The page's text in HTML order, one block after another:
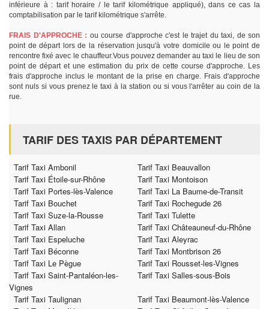
inférieure à : tarif horaire / le tarif kilométrique appliqué), dans ce cas la
comptabilisation par le tarif kilométrique s'arrête.
FRAIS D'APPROCHE : ou course d'approche c'est le trajet du taxi, de son
point de départ lors de la réservation jusqu'à votre domicile ou le point de
rencontre fixé avec le chauffeur.Vous pouvez demander au taxi le lieu de son
point de départ et une estimation du prix de cette course d'approche. Les
frais d'approche inclus le montant de la prise en charge. Frais d'approche
sont nuls si vous prenez le taxi à la station ou si vous l'arrêter au coin de la
rue.
TARIF DES TAXIS PAR DÉPARTEMENT
Tarif Taxi Ambonil
Tarif Taxi Beauvallon
Tarif Taxi Étoile-sur-Rhône
Tarif Taxi Montoison
Tarif Taxi Portes-lès-Valence
Tarif Taxi La Baume-de-Transit
Tarif Taxi Bouchet
Tarif Taxi Rochegude 26
Tarif Taxi Suze-la-Rousse
Tarif Taxi Tulette
Tarif Taxi Allan
Tarif Taxi Châteauneuf-du-Rhône
Tarif Taxi Espeluche
Tarif Taxi Aleyrac
Tarif Taxi Béconne
Tarif Taxi Montbrison 26
Tarif Taxi Le Pègue
Tarif Taxi Rousset-les-Vignes
Tarif Taxi Saint-Pantaléon-les-
Vignes
Tarif Taxi Salles-sous-Bois
Tarif Taxi Taulignan
Tarif Taxi Beaumont-lès-Valence